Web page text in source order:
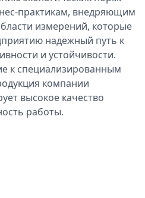
практикам, внедряющим
измерений, которые
надежный путь к
и устойчивости.
к специализированным
компании
высокое качество
работы.